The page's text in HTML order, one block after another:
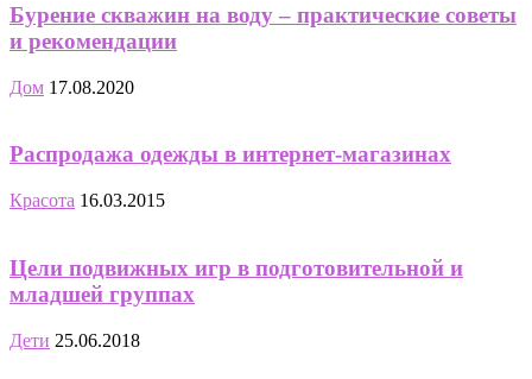
Бурение скважин на воду – практические советы
и рекомендации
Дом 17.08.2020
Распродажа одежды в интернет-магазинах
Красота 16.03.2015
Цели подвижных игр в подготовительной и
младшей группах
Дети 25.06.2018